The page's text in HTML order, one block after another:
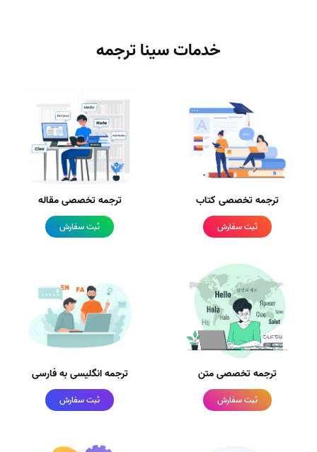
خدمات سینا ترجمه
ترجمه تخصصی کتاب
ثبت سفارش
ترجمه تخصصی مقاله
ثبت سفارش
ترجمه تخصصی متن
ثبت سفارش
ترجمه انگلیسی به فارسی
ثبت سفارش